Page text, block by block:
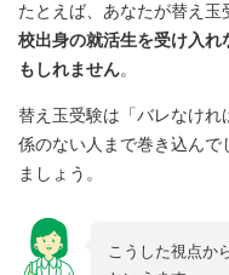
たとえば、あなたが替え玉
校出身の就活生を受け入
もしれません。
替え玉受験は「バレなけれ
係のない人まで巻き込んで
ましょう。
こうした視点か